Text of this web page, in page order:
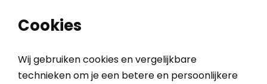
Cookies
Wij gebruiken cookies en vergelijkbare
technieken om je een betere en persoonlijkere